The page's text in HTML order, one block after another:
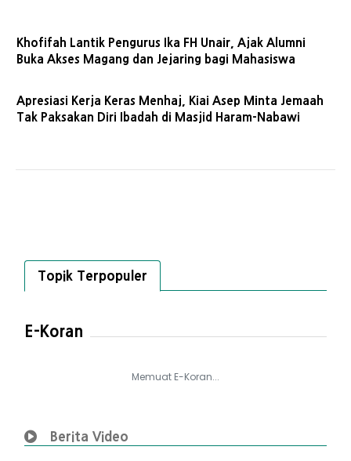
Khofifah Lantik Pengurus Ika FH Unair, Ajak Alumni
Buka Akses Magang dan Jejaring bagi Mahasiswa
Apresiasi Kerja Keras Menhaj, Kiai Asep Minta Jemaah
Tak Paksakan Diri Ibadah di Masjid Haram-Nabawi
Topik Terpopuler
E-Koran
Memuat E-Koran...
Berita Video